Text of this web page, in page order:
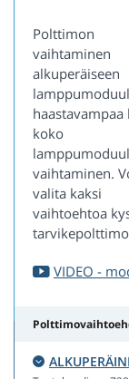
Polttimon
vaihtaminen
alkuperäiseen
haastavampaa
koko
vaihtaminen.
valita kaksi
vaihtoehtoa
VIDEO -